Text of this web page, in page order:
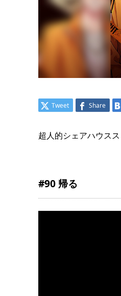
Tweet Share
超人的シェアハウス
#90 帰る